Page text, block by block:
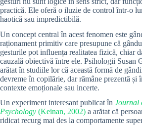
practică. Ele oferă o iluzie de control într-o
haotică sau impredictibilă.
Un concept central în acest fenomen este
raționament primitiv care presupune că
gesturile pot influența realitatea fizică, chiar
cauzală obiectivă între ele. Psihologii Susan
arătat în studiile lor că această formă de
devreme în copilărie, dar rămâne prezentă și
contexte emoționale sau incerte.
Un experiment interesant publicat în Journal
Psychology (Keinan, 2002) a arătat că
ridicat recurg mai des la comportamente